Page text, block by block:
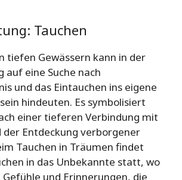
Tauchen
tiefen Gewässern kann in der
auf eine Suche nach
und das Eintauchen ins eigene
hindeuten. Es symbolisiert
einer tieferen Verbindung mit
der Entdeckung verborgener
Tauchen in Träumen findet
in das Unbekannte statt, wo
Gefühle und Erinnerungen, die